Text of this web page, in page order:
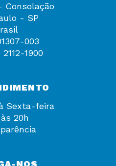
Consolação
- SP
003
2112-1900
Sexta-feira
20h
NOS